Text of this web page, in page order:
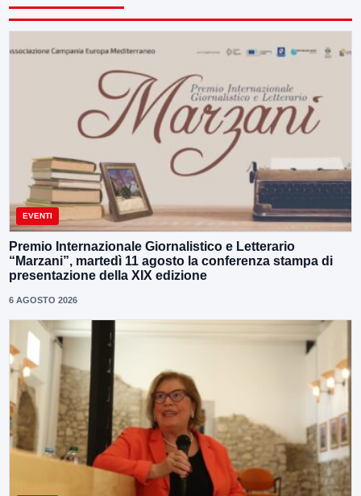
EVENTI
Premio Internazionale Giornalistico e Letterario
“Marzani”, martedì 11 agosto la conferenza stampa di
presentazione della XIX edizione
6 AGOSTO 2026